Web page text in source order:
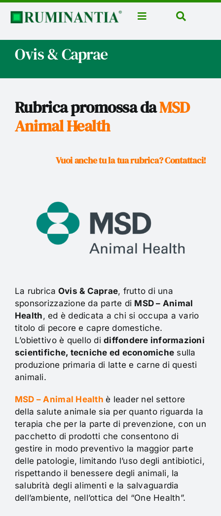
Salta
Toggle
Home
News
Rubriche
Corsi
Domus Casei
Contatti
Toggle
per:
Ovis & Caprae
Rubrica promossa daMSD
Animal Health
Vuoi anche tu la tua rubrica?Contattaci!
La rubrica Ovis & Caprae, frutto di una
sponsorizzazione da parte di MSD – Animal
Health, ed è dedicata a chi si occupa a vario
titolo di pecore e capre domestiche.
L’obiettivo è quello didiffondere informazioni
scientifiche, tecniche ed economiche sulla
produzione primaria di latte e carne di questi
animali.
MSD – Animal Healthè leader nel settore
della salute animale sia per quanto riguarda la
terapia che per la parte di prevenzione, con un
pacchetto di prodotti che consentono di
gestire in modo preventivo la maggior parte
delle patologie, limitando l’uso degli antibiotici,
rispettando il benessere degli animali, la
salubrità degli alimenti e la salvaguardia
dell’ambiente, nell’ottica del “One Health”.